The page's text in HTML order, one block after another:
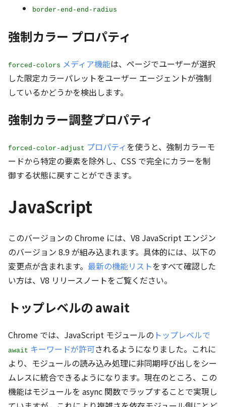
border-end-end-radius
強制カラー プロパティ
forced-colors メディア機能は、ページでユーザーが選択
した限定カラーパレットをユーザー エージェントが強制
しているかどうかを検出します。
強制カラー調整プロパティ
forced-color-adjust プロパティを使うと、強制カラーモ
ードから特定の要素を除外し、CSS で完全にカラーを制
御する状態に戻すことができます。
JavaScript
このバージョンの Chrome には、V8 JavaScript エンジン
のバージョン 8.9 が組み込まれます。具体的には、以下の
変更点が含まれます。 最新の機能リストをすべて確認した
い方は、V8 リリースノートをご覧ください。
トップレベルの await
Chrome では、JavaScript モジュールの トップレベルで
await キーワードが許可されるようになりました。これに
より、モジュールの読み込み処理に非同期呼び出しをシー
ムレスに統合できるようになります。現在のところ、この
機能はモジュールを async 関数でラップすることで実現し